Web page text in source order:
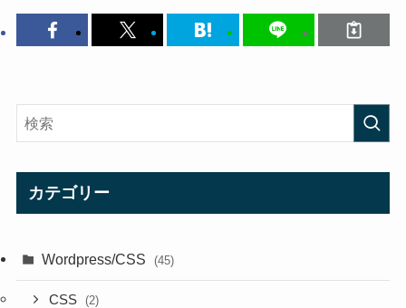
カテゴリー
Wordpress/CSS (45)
CSS (2)